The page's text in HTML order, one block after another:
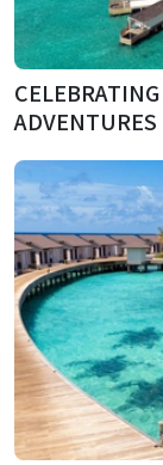
ADVENTURES